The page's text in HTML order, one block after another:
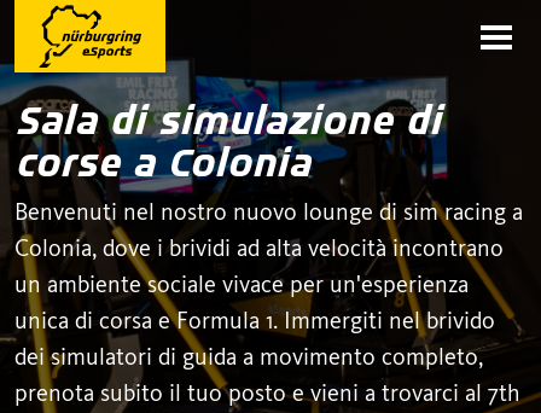
Sala di simulazione di
corse a Colonia
Benvenuti nel nostro nuovo lounge di sim racing a
Colonia, dove i brividi ad alta velocità incontrano
un ambiente sociale vivace per un'esperienza
unica di corsa e Formula 1. Immergiti nel brivido
dei simulatori di guida a movimento completo,
prenota subito il tuo posto e vieni a trovarci al 7th